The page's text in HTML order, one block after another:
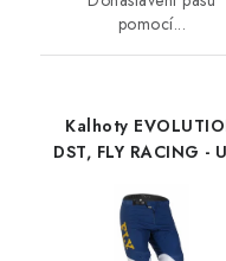
pomocí...
Kalhoty
DST, FLY RACING -
(modrá/bílá/zlatá)